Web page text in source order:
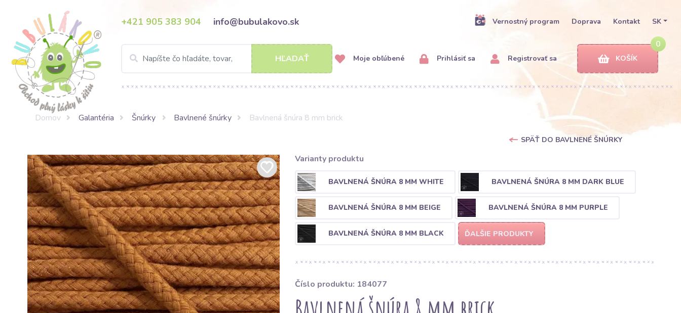
+421 905 383 904 info@bubulakovo.sk Vernostný program Doprava Kontakt SK
HĽADAŤ Moje obľúbené Prihlásiť sa Registrovať sa
0
KOŠÍK
Domov Galantéria Šnúrky Bavlnené šnúrky Bavlnená šnúra 8 mm brick
SPÄŤ DO BAVLNENÉ ŠNÚRKY
Varianty produktu
BAVLNENÁ ŠNÚRA 8 MM WHITE BAVLNENÁ ŠNÚRA 8 MM DARK BLUE
BAVLNENÁ ŠNÚRA 8 MM BEIGE BAVLNENÁ ŠNÚRA 8 MM PURPLE
BAVLNENÁ ŠNÚRA 8 MM BLACK ĎALŠIE PRODUKTY
Číslo produktu: 184077